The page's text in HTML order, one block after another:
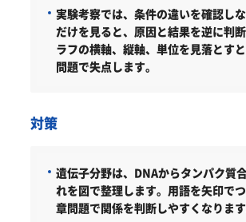
実験考察では、条件の違いを確認し
だけを見ると、原因と結果を逆に判
ラフの横軸、縦軸、単位を見落とす
問題で失点します。
対策
遺伝子分野は、DNAからタンパク質
れを図で整理します。用語を矢印で
章問題で関係を判断しやすくなります